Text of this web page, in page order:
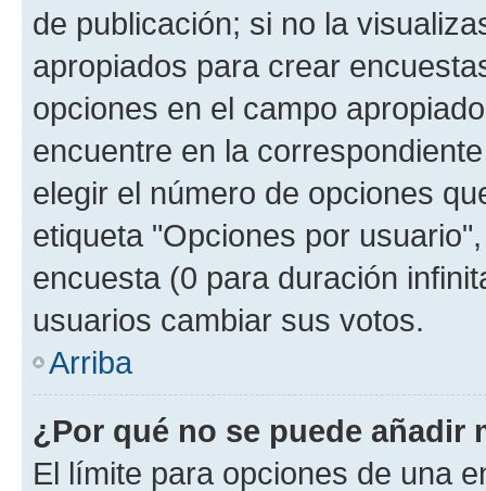
de publicación; si no la
apropiados para crear
opciones en el campo
encuentre en la
elegir el número de opciones
etiqueta "Opciones por
encuesta (0 para duración
usuarios cambiar sus votos.
Arriba
¿Por qué no se puede añadir
El límite para opciones de una